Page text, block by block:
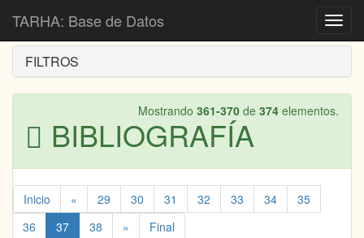
TARHA: Base de Datos
Inicio Bibliografía
FILTROS
Mostrando 361-370 de 374 elementos.
BIBLIOGRAFÍA
Inicio « 29 30 31 32 33 34
35
36
37 38 » Final